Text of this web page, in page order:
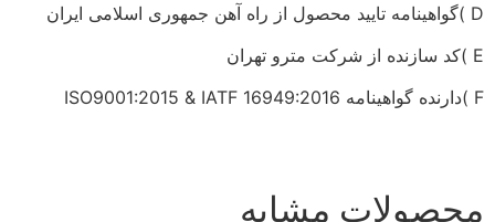
D )گواهینامه تایید محصول از راه آهن جمهوری اسلامی ایران
E )کد سازنده از شرکت مترو تهران
F )دارنده گواهینامه ISO9001:2015 & IATF 16949:2016
محصولات مشابه